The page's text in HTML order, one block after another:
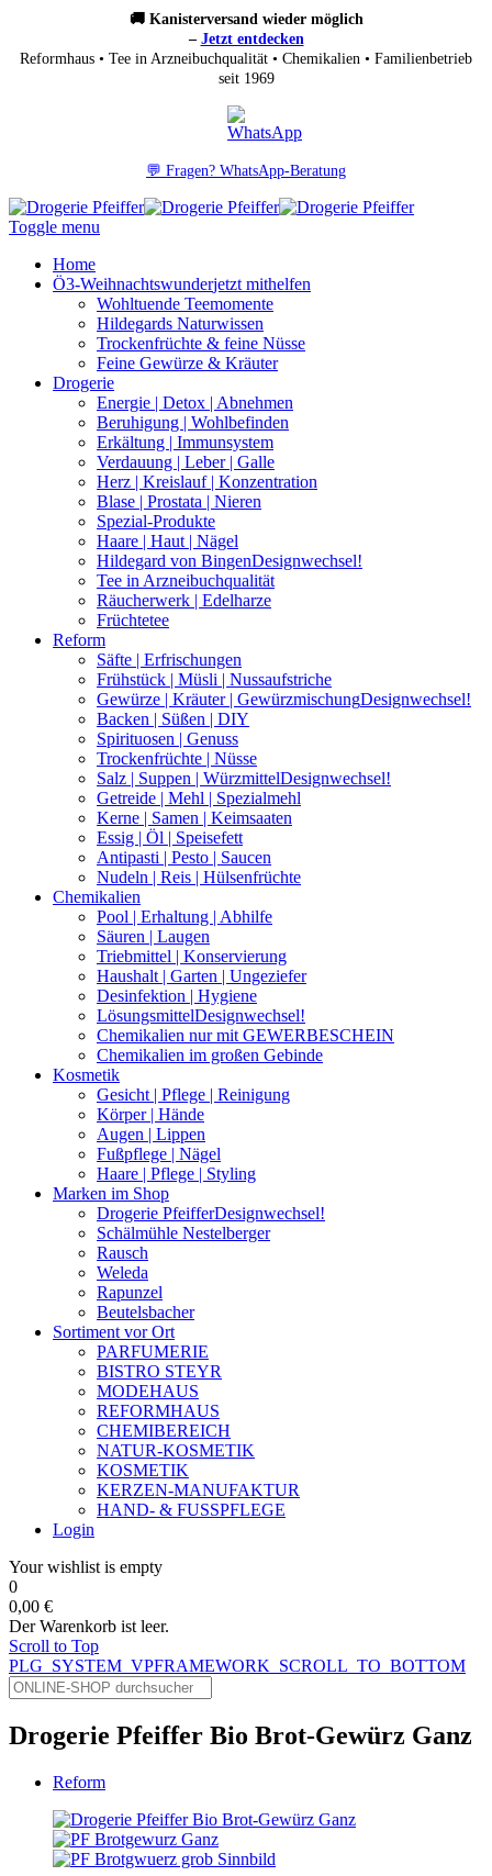
🚚 Kanisterversand wieder möglich
– Jetzt entdecken
Reformhaus • Tee in Arzneibuchqualität • Chemikalien • Familienbetrieb
seit 1969
💬 Fragen? WhatsApp-Beratung
Toggle menu
Home
Ö3-Weihnachtswunderjetzt mithelfen
Wohltuende Teemomente
Hildegards Naturwissen
Trockenfrüchte & feine Nüsse
Feine Gewürze & Kräuter
Drogerie
Energie | Detox | Abnehmen
Beruhigung | Wohlbefinden
Erkältung | Immunsystem
Verdauung | Leber | Galle
Herz | Kreislauf | Konzentration
Blase | Prostata | Nieren
Spezial-Produkte
Haare | Haut | Nägel
Hildegard von BingenDesignwechsel!
Tee in Arzneibuchqualität
Räucherwerk | Edelharze
Früchtetee
Reform
Säfte | Erfrischungen
Frühstück | Müsli | Nussaufstriche
Gewürze | Kräuter | GewürzmischungDesignwechsel!
Backen | Süßen | DIY
Spirituosen | Genuss
Trockenfrüchte | Nüsse
Salz | Suppen | WürzmittelDesignwechsel!
Getreide | Mehl | Spezialmehl
Kerne | Samen | Keimsaaten
Essig | Öl | Speisefett
Antipasti | Pesto | Saucen
Nudeln | Reis | Hülsenfrüchte
Chemikalien
Pool | Erhaltung | Abhilfe
Säuren | Laugen
Triebmittel | Konservierung
Haushalt | Garten | Ungeziefer
Desinfektion | Hygiene
LösungsmittelDesignwechsel!
Chemikalien nur mit GEWERBESCHEIN
Chemikalien im großen Gebinde
Kosmetik
Gesicht | Pflege | Reinigung
Körper | Hände
Augen | Lippen
Fußpflege | Nägel
Haare | Pflege | Styling
Marken im Shop
Drogerie PfeifferDesignwechsel!
Schälmühle Nestelberger
Rausch
Weleda
Rapunzel
Beutelsbacher
Sortiment vor Ort
PARFUMERIE
BISTRO STEYR
MODEHAUS
REFORMHAUS
CHEMIBEREICH
NATUR-KOSMETIK
KOSMETIK
KERZEN-MANUFAKTUR
HAND- & FUSSPFLEGE
Login
Your wishlist is empty
0
0,00 €
Der Warenkorb ist leer.
Scroll to Top
PLG_SYSTEM_VPFRAMEWORK_SCROLL_TO_BOTTOM
Drogerie Pfeiffer Bio Brot-Gewürz Ganz
Reform